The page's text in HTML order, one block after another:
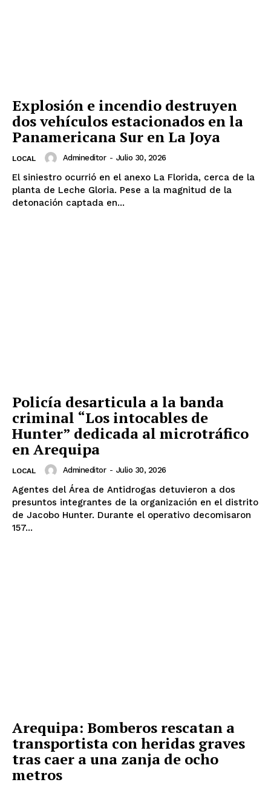
SUSCRIBETE
Diario los Andes
Explosión e incendio destruyen
dos vehículos estacionados en la
Panamericana Sur en La Joya
LOCAL Admineditor - Julio 30, 2026
El siniestro ocurrió en el anexo La Florida, cerca de la
planta de Leche Gloria. Pese a la magnitud de la
detonación captada en...
Policía desarticula a la banda
criminal “Los intocables de
Hunter” dedicada al microtráfico
en Arequipa
LOCAL Admineditor - Julio 30, 2026
Agentes del Área de Antidrogas detuvieron a dos
presuntos integrantes de la organización en el distrito
de Jacobo Hunter. Durante el operativo decomisaron
157...
Arequipa: Bomberos rescatan a
transportista con heridas graves
tras caer a una zanja de ocho
metros